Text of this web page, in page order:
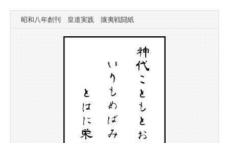
昭和八年創刊 皇道実践 攘夷戦闘紙